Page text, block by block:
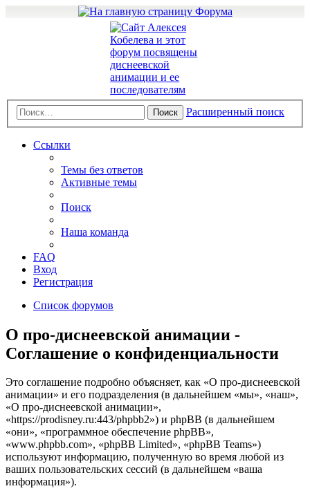
Поиск Расширенный поиск
Ссылки
Темы без ответов
Активные темы
Поиск
Наша команда
FAQ
Вход
Регистрация
Список форумов
О про-диснеевской анимации -
Соглашение о конфиденциальности
Это соглашение подробно объясняет, как «О про-диснеевской
анимации» и его подразделения (в дальнейшем «мы», «наш»,
«О про-диснеевской анимации»,
«https://prodisney.ru:443/phpbb2») и phpBB (в дальнейшем
«они», «программное обеспечение phpBB»,
«www.phpbb.com», «phpBB Limited», «phpBB Teams»)
используют информацию, полученную во время любой из
ваших пользовательских сессий (в дальнейшем «ваша
информация»).